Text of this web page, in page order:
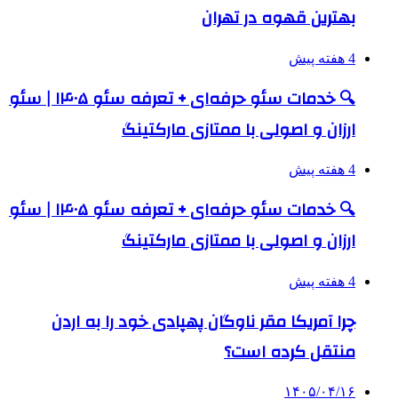
بهترین قهوه در تهران
4 هفته پیش
🔍 خدمات سئو حرفه‌ای + تعرفه سئو ۱۴۰۵ | سئو
ارزان و اصولی با ممتازی مارکتینگ
4 هفته پیش
🔍 خدمات سئو حرفه‌ای + تعرفه سئو ۱۴۰۵ | سئو
ارزان و اصولی با ممتازی مارکتینگ
4 هفته پیش
چرا آمریکا مقر ناوگان پهپادی خود را به اردن
منتقل کرده است؟
۱۴۰۵/۰۴/۱۶